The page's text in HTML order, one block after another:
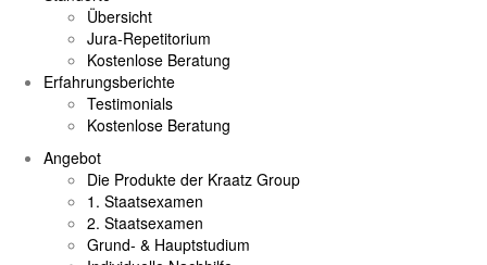
Übersicht
Jura-Repetitorium
Kostenlose Beratung
Erfahrungsberichte
Testimonials
Kostenlose Beratung
Angebot
Die Produkte der Kraatz Group
1. Staatsexamen
2. Staatsexamen
Grund- & Hauptstudium